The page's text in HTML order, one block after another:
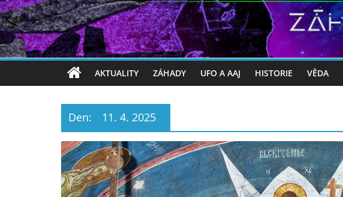
AKTUALITY ZÁHADY UFO A AAJ HISTORIE VĚDA
Den: 11. 4. 2025